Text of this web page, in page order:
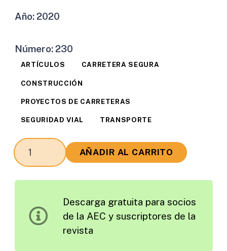
Año:2020
Número:230
ARTÍCULOS CARRETERA SEGURA
CONSTRUCCIÓN
PROYECTOS DE CARRETERAS
SEGURIDAD VIAL TRANSPORTE
Paseo
del
AÑADIR AL CARRITO
Descarga gratuita para socios
de la AEC y suscriptores de la
revista